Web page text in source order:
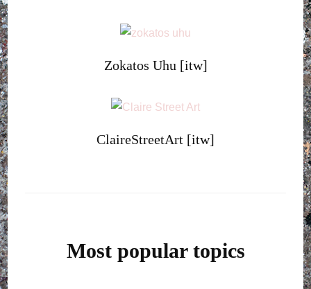
Zokatos Uhu [itw]
ClaireStreetArt [itw]
Most popular topics